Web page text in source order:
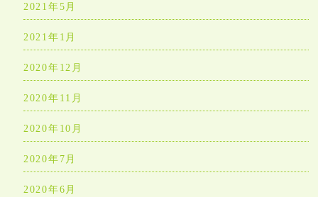
2021年5月
2021年1月
2020年12月
2020年11月
2020年10月
2020年7月
2020年6月